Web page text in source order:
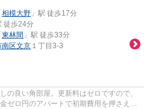
相模大野 」駅 徒歩17分
徒歩24分
東林間 」駅 徒歩33分
区文京 １丁目3-3
の良い角部屋。更新料はゼロですので、
ゼロ円のアパートで初期費用を押さえ、